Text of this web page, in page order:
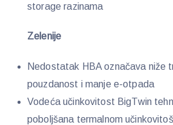
storage razinama
Zelenije
Nedostatak HBA označava niže
pouzdanost i manje e-otpada
Vodeća učinkovitost BigTwin
poboljšana termalnom